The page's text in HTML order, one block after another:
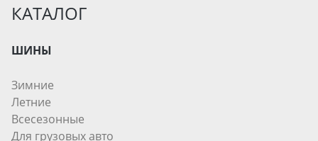
КАТАЛОГ
ШИНЫ
Зимние
Летние
Всесезонные
Для грузовых авто